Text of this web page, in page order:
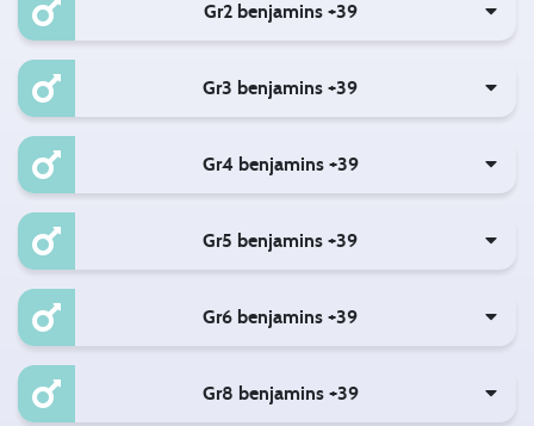
Gr2 benjamins +39
Gr3 benjamins +39
Gr4 benjamins +39
Gr5 benjamins +39
Gr6 benjamins +39
Gr8 benjamins +39